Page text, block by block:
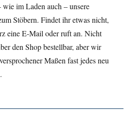
im Laden auch – unsere
Stöbern. Findet ihr etwas nicht,
eine E-Mail oder ruft an. Nicht
den Shop bestellbar, aber wir
Maßen fast jedes neu